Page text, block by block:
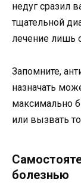
недуг сразил
тщательной
лечение лишь
Запомните,
назначать
максимально
или вызвать
болезнью